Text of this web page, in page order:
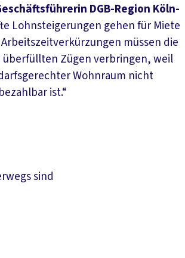
DGB-Region Köln-
Lohnsteigerungen gehen für Miete
müssen die
überfüllten Zügen verbringen, weil
Wohnraum nicht
ist.“
sind